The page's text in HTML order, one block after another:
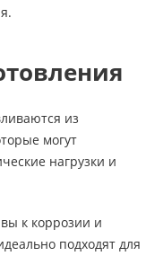
из
могут
нагрузки и
к коррозии и
подходят для